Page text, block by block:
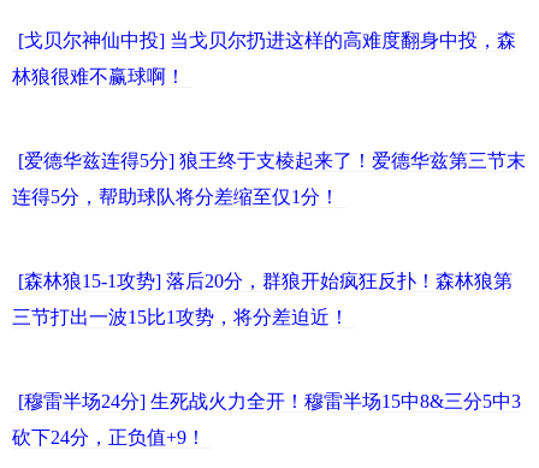
[戈贝尔神仙中投] 当戈贝尔扔进这样的高难度翻身中投，森
林狼很难不赢球啊！
[爱德华兹连得5分] 狼王终于支棱起来了！爱德华兹第三节末
连得5分，帮助球队将分差缩至仅1分！
[森林狼15-1攻势] 落后20分，群狼开始疯狂反扑！森林狼第
三节打出一波15比1攻势，将分差迫近！
[穆雷半场24分] 生死战火力全开！穆雷半场15中8&三分5中3
砍下24分，正负值+9！